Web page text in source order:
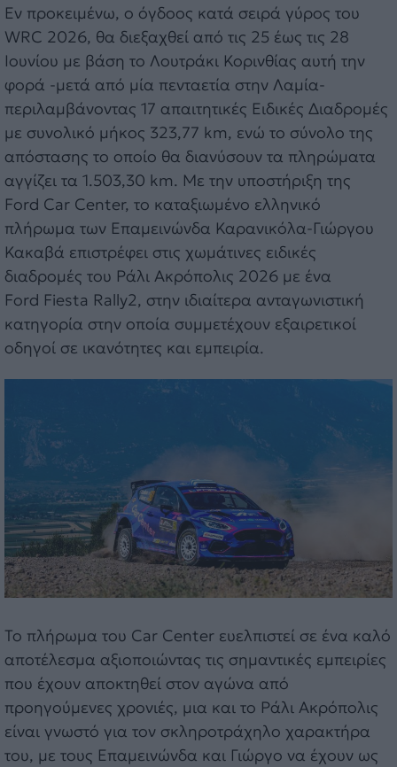
Εν προκειμένω, ο όγδοος κατά σειρά γύρος του
WRC 2026, θα διεξαχθεί από τις 25 έως τις 28
Ιουνίου με βάση το Λουτράκι Κορινθίας αυτή την
φορά -μετά από μία πενταετία στην Λαμία-
περιλαμβάνοντας 17 απαιτητικές Ειδικές Διαδρομές
με συνολικό μήκος 323,77 km, ενώ το σύνολο της
απόστασης το οποίο θα διανύσουν τα πληρώματα
αγγίζει τα 1.503,30 km. Με την υποστήριξη της
Ford Car Center, το καταξιωμένο ελληνικό
πλήρωμα των Επαμεινώνδα Καρανικόλα-Γιώργου
Κακαβά επιστρέφει στις χωμάτινες ειδικές
διαδρομές του Ράλι Ακρόπολις 2026 με ένα
Ford Fiesta Rally2, στην ιδιαίτερα ανταγωνιστική
κατηγορία στην οποία συμμετέχουν εξαιρετικοί
οδηγοί σε ικανότητες και εμπειρία.
Το πλήρωμα του Car Center ευελπιστεί σε ένα καλό
αποτέλεσμα αξιοποιώντας τις σημαντικές εμπειρίες
που έχουν αποκτηθεί στον αγώνα από
προηγούμενες χρονιές, μια και το Ράλι Ακρόπολις
είναι γνωστό για τον σκληροτράχηλο χαρακτήρα
του, με τους Επαμεινώνδα και Γιώργο να έχουν ως